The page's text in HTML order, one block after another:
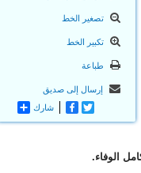
تصغير الخط
تكبير الخط
طباعة
إرسال إلى صديق
شاركFacebookTwitter
الوفاء.